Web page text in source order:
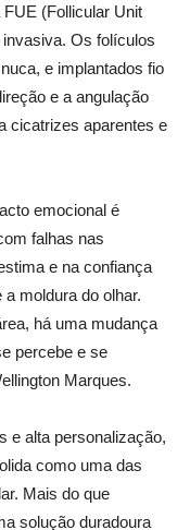
(Follicular Unit
Os folículos
e implantados fio
e a angulação
cicatrizes aparentes e
emocional é
falhas nas
e na confiança
moldura do olhar.
há uma mudança
percebe e se
Marques.
e alta personalização,
como uma das
Mais do que
solução duradoura